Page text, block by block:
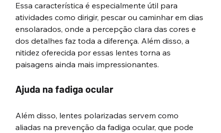
Essa característica é especialmente útil para
atividades como dirigir, pescar ou caminhar em dias
ensolarados, onde a percepção clara das cores e
dos detalhes faz toda a diferença. Além disso, a
nitidez oferecida por essas lentes torna as
paisagens ainda mais impressionantes.
Ajuda na fadiga ocular
Além disso, lentes polarizadas servem como
aliadas na prevenção da fadiga ocular, que pode